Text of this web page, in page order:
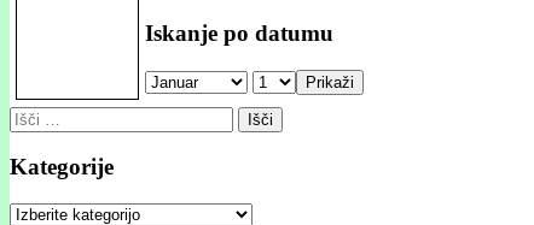
Iskanje po datumu
Prikaži
Išči:
Kategorije
Kategorije